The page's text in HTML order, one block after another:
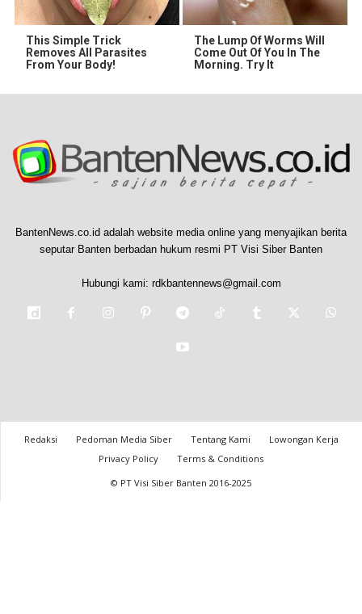
This Simple Trick
Removes All Parasites
From Your Body!
The Lump Of Worms Will
Come Out Of You In The
Morning. Try It
BantenNews.co.id adalah website media online yang menyajikan berita
seputar Banten berbadan hukum resmi PT Visi Siber Banten
Hubungi kami: rdkbantennews@gmail.com
Redaksi Pedoman Media Siber Tentang Kami
Lowongan Kerja
Privacy Policy
Terms & Conditions
© PT Visi Siber Banten 2016-2025